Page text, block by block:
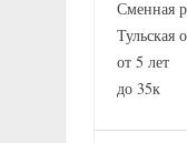
Сменная
Тульская
от 5 лет
до 35к